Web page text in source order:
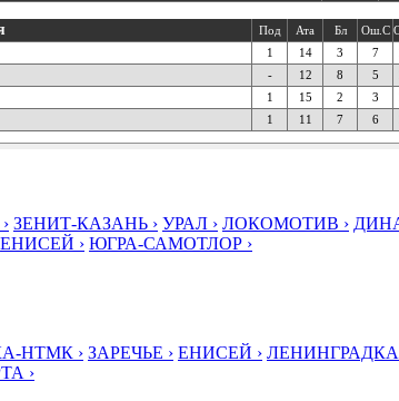
Под Ата Бл Ош.С
1 14 3 7
- 12 8 5
1 15 2 3
1 11 7 6
ЗЕНИТ-КАЗАНЬ › УРАЛ › ЛОКОМОТИВ ›
ЕНИСЕЙ › ЮГРА-САМОТЛОР ›
НТМК › ЗАРЕЧЬЕ › ЕНИСЕЙ › ЛЕНИНГРАДКА
›